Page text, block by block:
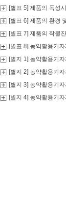
[별표 5] 제품의 독성
[별표 6] 제품의 환경
[별표 7] 제품의 작물
[별표 8] 농약활용기
[별지 1] 농약활용기
[별지 2] 농약활용기
[별지 3] 농약활용기
[별지 4] 농약활용기